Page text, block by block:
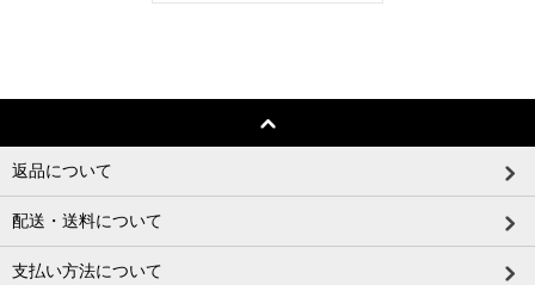
返品について
配送・送料について
支払い方法について